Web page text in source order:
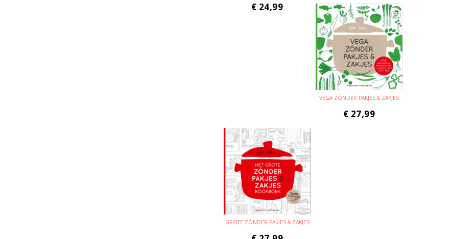
€ 24,99
VEGA ZÓNDER PAKJES & ZAKJES
€ 27,99
GROTE ZÓNDER PAKJES & ZAKJES